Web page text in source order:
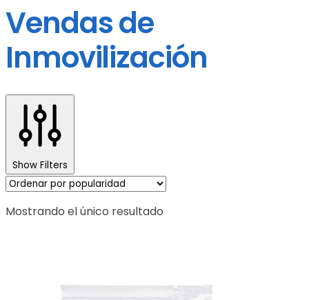
Vendas de
Inmovilización
Show Filters
Mostrando el único resultado